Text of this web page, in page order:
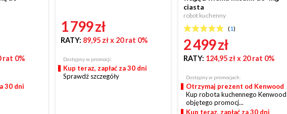
rat 0%
30 dni
1 799 zł
RATY: 89,95 złx 20 rat 0%
Dostępny w promocji:
Kup teraz, zapłać za 30 dni
Sprawdź szczegóły
ciasta
robot kuchenny
(1)
2 499 zł
RATY: 124,95 złx 20 rat 0%
Dostępny w promocjach:
Otrzymaj prezent od Kenwood
Kup robota kuchennego Kenwood
objętego promocj...
Kup teraz, zapłać za 30 dni